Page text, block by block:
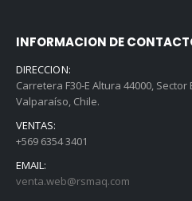
INFORMACION DE
DIRECCION:
Carretera F30-E Altura 44000,
Valparaíso, Chile.
VENTAS:
+569 6354 3401
EMAIL:
venta.web@rsmaq.com